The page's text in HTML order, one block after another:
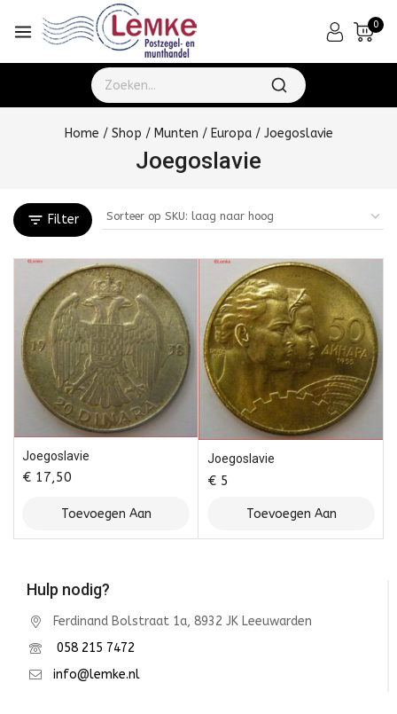
0
Home / Shop / Munten / Europa / Joegoslavie
Joegoslavie
Filter
Joegoslavie
€ 17,50
Toevoegen Aan
Winkelwagen
Joegoslavie
€ 5
Toevoegen Aan
Winkelwagen
Hulp nodig?
Ferdinand Bolstraat 1a, 8932 JK Leeuwarden
058 215 7472
info@lemke.nl